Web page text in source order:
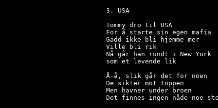
3. USA
Tommy dro til USA
For å starte sin egen mafia
Gadd ikke bli hjemme mer
Ville bli rik
Nå går han rundt i New York
som et levende lik
Å-å, slik går det for noen
De sikter mot toppen
Men havner under broen
Det finnes ingen nåde noe